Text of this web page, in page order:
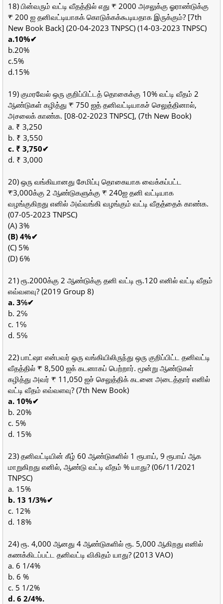
18) பின்வரும் வட்டி வீதத்தில் எது ₹ 2000 அசலுக்கு ஓராண்டுக்கு
₹ 200 ஐ தனிவட்டியாகக் கொடுக்கக்கூடியதாக இருக்கும்? [7th
New Book Back] (20-04-2023 TNPSC) (14-03-2023 TNPSC)
a.10%✔
b.20%
c.5%
d.15%
19) குமரவேல் ஒரு குறிப்பிட்டத் தொகைக்கு 10% வட்டி வீதம் 2
ஆண்டுகள் கழித்து ₹ 750 ஐத் தனிவட்டியாகச் செலுத்தினால்,
அசலைக் காண்க. [08-02-2023 TNPSC], (7th New Book)
a. ₹ 3,250
b. ₹ 3,550
c. ₹ 3,750✔
d. ₹ 3,000
20) ஒரு வங்கியானது சேமிப்பு தொகையாக வைக்கப்பட்ட
₹3,000க்கு 2 ஆண்டுகளுக்கு ₹ 240ஐ தனி வட்டியாக
வழங்குகிறது எனில் அவ்வங்கி வழங்கும் வட்டி வீதத்தைக் காண்க.
(07-05-2023 TNPSC)
(A) 3%
(B) 4%✔
(C) 5%
(D) 6%
21) ரூ.2000க்கு 2 ஆண்டுக்கு தனி வட்டி ரூ.120 எனில் வட்டி வீதம்
எவ்வளவு? (2019 Group 8)
a. 3℅✔
b. 2℅
c. 1℅
d. 5℅
22) பாட்ஷா என்பவர் ஒரு வங்கியிலிருந்து ஒரு குறிப்பிட்ட தனிவட்டி
வீதத்தில் ₹ 8,500 ஐக் கடனாகப் பெற்றார். மூன்று ஆண்டுகள்
கழித்து அவர் ₹ 11,050 ஐச் செலுத்திக் கடனை அடைத்தார் எனில்
வட்டி வீதம் எவ்வளவு? (7th New Book)
a. 10%✔
b. 20%
c. 5%
d. 15%
23) தனிவட்டியின் கீழ் 60 ஆண்டுகளில் 1 ரூபாய், 9 ரூபாய் ஆக
மாறுகிறது எனில், ஆண்டு வட்டி வீதம் % யாது? (06/11/2021
TNPSC)
a. 15%
b. 13 1/3%✔
c. 12%
d. 18%
24) ரூ. 4,000 ஆனது 4 ஆண்டுகளில் ரூ. 5,000 ஆகிறது எனில்
கணக்கிடப்பட்ட தனிவட்டி விகிதம் யாது? (2013 VAO)
a. 6 1/4%
b. 6 %
c. 5 1/2%
d. 6 2/4%.